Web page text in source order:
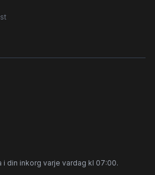
din inkorg varje vardag kl 07:00.